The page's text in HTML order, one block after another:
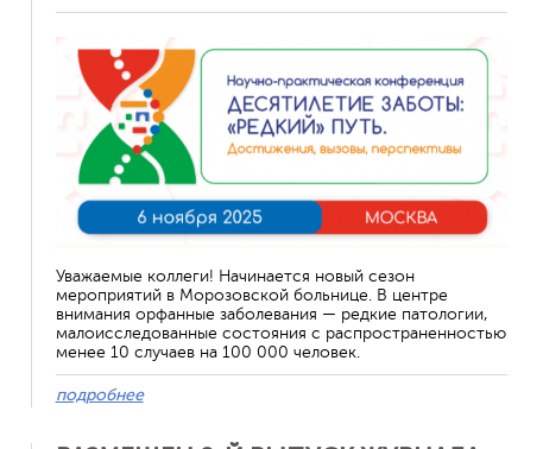
Уважаемые коллеги! Начинается новый сезон
мероприятий в Морозовской больнице. В центре
внимания орфанные заболевания — редкие патологии,
малоисследованные состояния с распространенностью
менее 10 случаев на 100 000 человек.
подробнее
Отменить